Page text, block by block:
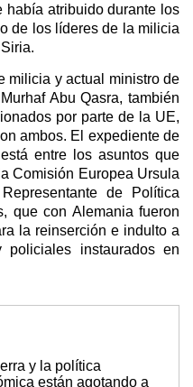
había atribuido durante los
de los líderes de la milicia
milicia y actual ministro de
Abu Qasra, también
por parte de la UE,
ambos. El expediente de
entre los asuntos que
Comisión Europea Ursula
de Política
que con Alemania fueron
la reinserción e indulto a
instaurados en
y la política
están agotando a